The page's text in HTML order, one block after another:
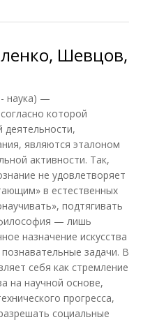
Шевцов,
наука) —
которой
деятельности,
являются эталоном
активности. Так,
не удовлетворяет
в естественных
подтягивать
— лишь
назначение искусства
задачи. В
себя как стремление
на научной основе,
прогресса,
социальные